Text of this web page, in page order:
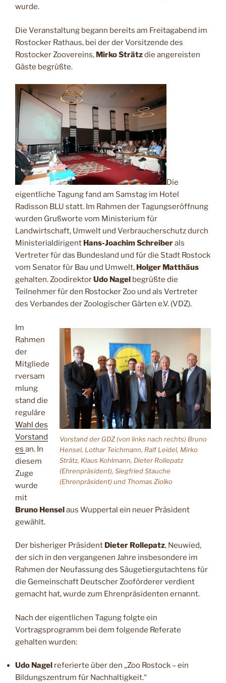
wurde.
Die Veranstaltung begann bereits am Freitagabend im
Rostocker Rathaus, bei der der Vorsitzende des
Rostocker Zoovereins, Mirko Strätzdie angereisten
Gäste begrüßte.
Die
eigentliche Tagung fand am Samstag im Hotel
Radisson BLU statt. Im Rahmen der Tagungseröffnung
wurden Grußworte vom Ministerium für
Landwirtschaft, Umwelt und Verbraucherschutz durch
Ministerialdirigent Hans-Joachim Schreiberals
Vertreter für das Bundesland und für die Stadt Rostock
vom Senator für Bau und Umwelt, Holger Matthäus
gehalten. ZoodirektorUdo Nagel begrüßte die
Teilnehmer für den Rostocker Zoo und als Vertreter
des Verbandes der Zoologischer Gärten e.V. (VDZ).
Vorstand der GDZ (von links nach rechts) Bruno
Hensel, Lothar Teichmann, Ralf Leidel, Mirko
Strätz, Klaus Kohlmann, Dieter Rollepatz
(Ehrenpräsident), Siegfried Stauche
(Ehrenpräsident) und Thomas Ziolko
Im
Rahmen
der
Mitgliede
rversam
mlung
stand die
reguläre
Wahl des
Vorstand
es an. In
diesem
Zuge
wurde
mit
Bruno Henselaus Wuppertal ein neuer Präsident
gewählt.
Der bisheriger Präsident Dieter Rollepatz, Neuwied,
der sich in den vergangenen Jahre insbesondere im
Rahmen der Neufassung des Säugetiergutachtens für
die Gemeinschaft Deutscher Zooförderer verdient
gemacht hat, wurde zum Ehrenpräsidenten ernannt.
Nach der eigentlichen Tagung folgte ein
Vortragsprogramm bei dem folgende Referate
gehalten wurden:
Udo Nagel referierte über den „Zoo Rostock – ein
Bildungszentrum für Nachhaltigkeit.“